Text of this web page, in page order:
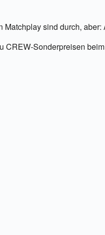
sind durch,
CREW-Sonderpreisen